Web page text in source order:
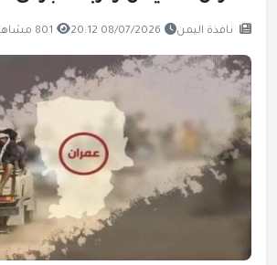
نافذة اليمن 08/07/2026 20:12 801 مشاهدة